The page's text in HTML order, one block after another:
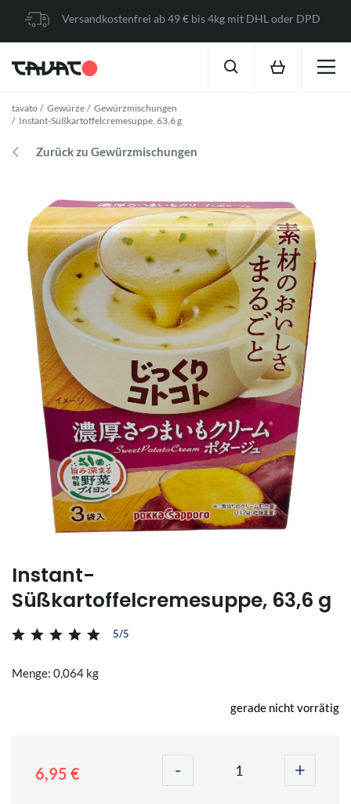
Versandkostenfrei ab 49 € bis 4kg mit DHL oder DPD
tavato Gewürze
Gewürzmischungen
Instant-Süßkartoffelcremesuppe, 63,6 g
Zurück zu Gewürzmischungen
Instant-
Süßkartoffelcremesuppe, 63,6 g
5/5
Menge: 0,064 kg
gerade nicht vorrätig
6,95 € - +